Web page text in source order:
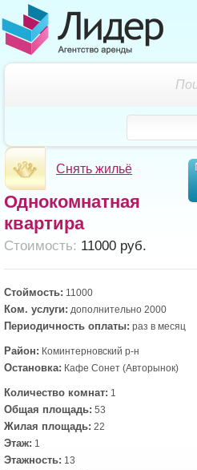
Снять жильё
Однокомнатная
квартира
Cтоимость: 11000 руб.
Стоймость: 11000
Ком. услуги: дополнительно 2000
Периодичность оплаты: раз в месяц
Район: Коминтерновский р-н
Остановка: Кафе Сонет (Авторынок)
Количество комнат: 1
Общая площадь: 53
Жилая площадь: 22
Этаж: 1
Этажность: 13